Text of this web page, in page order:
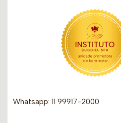
Whatsapp: 11 99917-2000